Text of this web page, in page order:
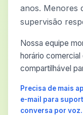
anos. Menores
supervisão
Nossa equipe
horário
compartilhável
Precisa de mais
e-mail para
conversa por voz.